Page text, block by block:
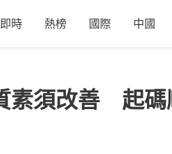
即時 熱榜 國際 中國
素須改善 起